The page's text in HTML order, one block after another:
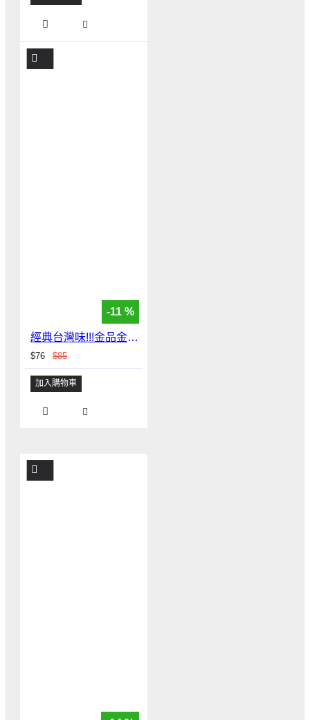
-11 %
經典台灣味!!!金品金瓜炊粉(250g/包)
$76 $85
加入購物車